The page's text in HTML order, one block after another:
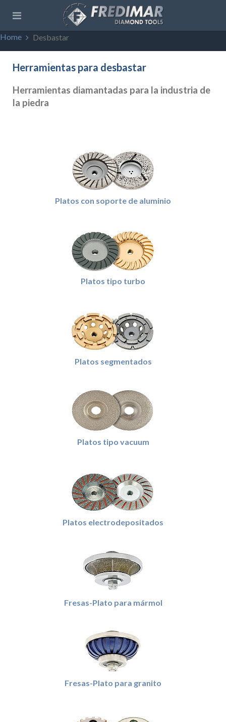
Home Desbastar
Herramientas para desbastar
Herramientas diamantadas para la industria de
la piedra
Platos con soporte de aluminio
Platos tipo turbo
Platos segmentados
Platos tipo vacuum
Platos electrodepositados
Fresas-Plato para mármol
Fresas-Plato para granito